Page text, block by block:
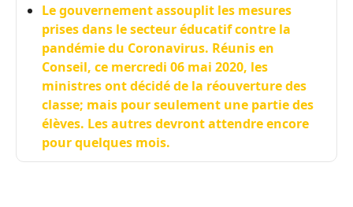
Le gouvernement assouplit les mesures
prises dans le secteur éducatif contre la
pandémie du Coronavirus. Réunis en
Conseil, ce mercredi 06 mai 2020, les
ministres ont décidé de la réouverture des
classe; mais pour seulement une partie des
élèves. Les autres devront attendre encore
pour quelques mois.